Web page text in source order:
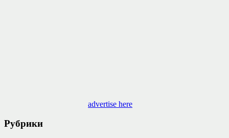
advertise here
Рубрики